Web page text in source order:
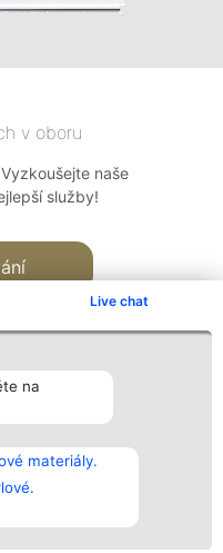
Live chat
na
materiály.
v oboru
naše
služby!
Kontakt